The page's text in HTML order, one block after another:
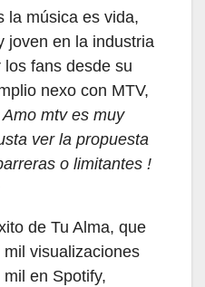
la música es vida,
joven en la industria
fans desde su
nexo con MTV,
Amo mtv es muy
ver la propuesta
o limitantes !
de Tu Alma, que
visualizaciones
en Spotify,